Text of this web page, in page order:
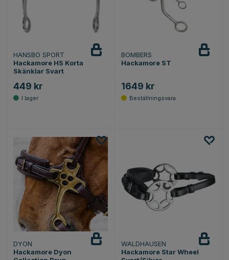
HANSBO SPORT
Hackamore HS Korta
Skänklar Svart
449 kr
BOMBERS
Hackamore ST
1649 kr
DYON
Hackamore Dyon
WALDHAUSEN
Hackamore Star Wheel